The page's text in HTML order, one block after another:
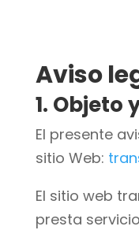
Aviso
1. Objeto
El presente
sitio Web:
El sitio web
presta